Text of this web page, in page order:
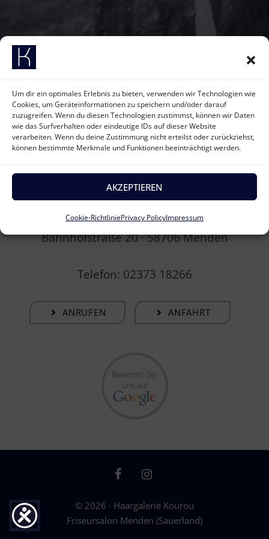
Um dir ein optimales Erlebnis zu bieten, verwenden wir Technologien wie
Cookies, um Geräteinformationen zu speichern und/oder darauf
zuzugreifen. Wenn du diesen Technologien zustimmst, können wir Daten
wie das Surfverhalten oder eindeutige IDs auf dieser Website
verarbeiten. Wenn du deine Zustimmung nicht erteilst oder zurückziehst,
können bestimmte Merkmale und Funktionen beeinträchtigt werden.
AKZEPTIEREN
Cookie-RichtliniePrivacy PolicyImpressum
Haargalerie Kourou
Konstantina Kourou-Scholand (Inhaberin)
Bahnhofstraße 20 ·58706 Menden
Telefon: 02373 18266
ANRUFEN ANFAHRT
© 2026 · Haargalerie Kourou
Friseursalon Menden (Sauerland)